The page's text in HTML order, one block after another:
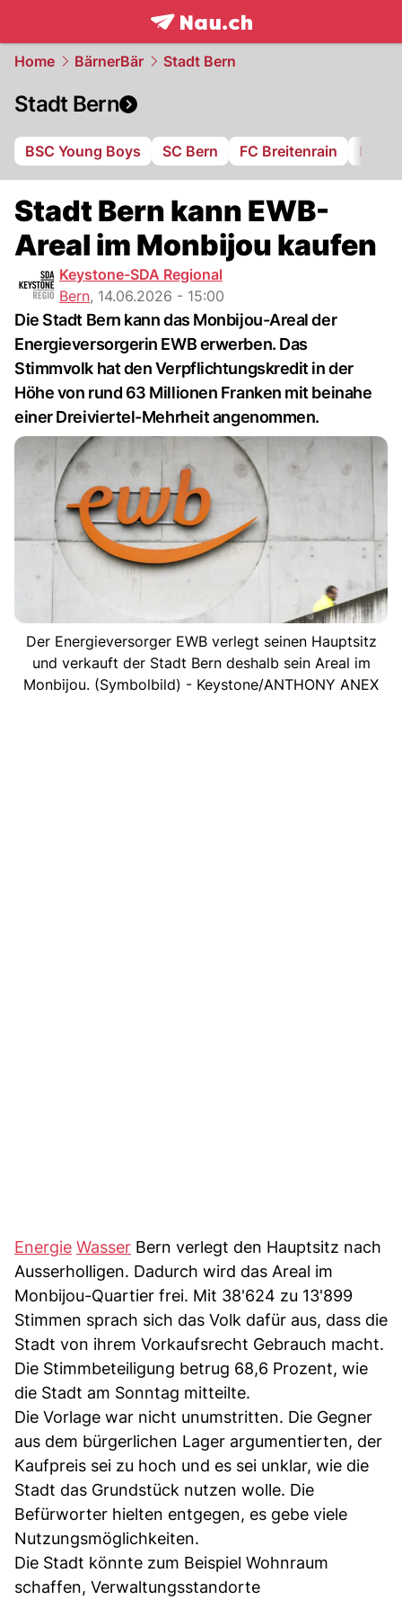
frontpage.NAU.ch
Home BärnerBär Stadt Bern
Stadt Bern
BSC Young Boys SC Bern FC Breitenrain BSV
Stadt Bern kann EWB-
Areal im Monbijou kaufen
Keystone-SDA Regional
Bern, 14.06.2026 - 15:00
Die Stadt Bern kann das Monbijou-Areal der
Energieversorgerin EWB erwerben. Das
Stimmvolk hat den Verpflichtungskredit in der
Höhe von rund 63 Millionen Franken mit beinahe
einer Dreiviertel-Mehrheit angenommen.
Der Energieversorger EWB verlegt seinen Hauptsitz
und verkauft der Stadt Bern deshalb sein Areal im
Monbijou. (Symbolbild) - Keystone/ANTHONY ANEX
Energie Wasser Bern verlegt den Hauptsitz nach
Ausserholligen. Dadurch wird das Areal im
Monbijou-Quartier frei. Mit 38'624 zu 13'899
Stimmen sprach sich das Volk dafür aus, dass die
Stadt von ihrem Vorkaufsrecht Gebrauch macht.
Die Stimmbeteiligung betrug 68,6 Prozent, wie
die Stadt am Sonntag mitteilte.
Die Vorlage war nicht unumstritten. Die Gegner
aus dem bürgerlichen Lager argumentierten, der
Kaufpreis sei zu hoch und es sei unklar, wie die
Stadt das Grundstück nutzen wolle. Die
Befürworter hielten entgegen, es gebe viele
Nutzungsmöglichkeiten.
Die Stadt könnte zum Beispiel Wohnraum
schaffen, Verwaltungsstandorte